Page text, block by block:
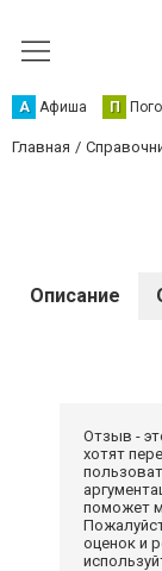
А Афиша П
Главная
Описание
Отзыв -
хотят
поможет
оценок и